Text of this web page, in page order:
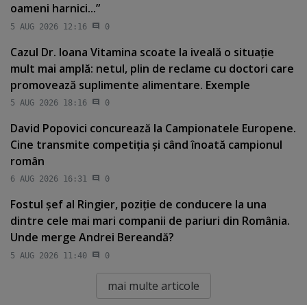
oameni harnici...”
5 AUG 2026 12:16 0
Cazul Dr. Ioana Vitamina scoate la iveală o situaţie
mult mai amplă: netul, plin de reclame cu doctori care
promovează suplimente alimentare. Exemple
5 AUG 2026 18:16 0
David Popovici concurează la Campionatele Europene.
Cine transmite competiţia şi când înoată campionul
român
6 AUG 2026 16:31 0
Fostul şef al Ringier, poziţie de conducere la una
dintre cele mai mari companii de pariuri din România.
Unde merge Andrei Bereandă?
5 AUG 2026 11:40 0
mai multe articole